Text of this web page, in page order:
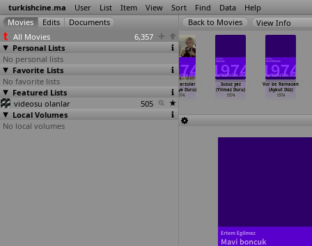
turkishcine.ma User List Item View Sort Find Data Help
All Movies
6,357
Personal Lists
No personal lists
Favorite Lists
No favorite lists
Featured Lists
videosu olanlar
505
Local Volumes
No local volumes
View Info
Aç gözünü
Mehmet
(Süreyya Duru)
Çilgin arzular
(Süreyya Duru)
1974
Susuz yaz
(Yilmaz Duru)
1974
Vur be Ramazan
(Aykut Düz)
1974